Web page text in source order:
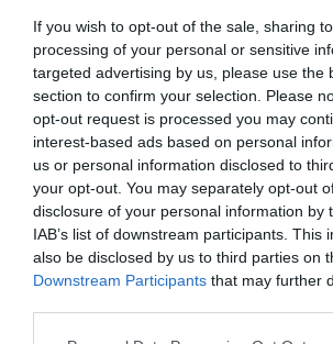
If you wish to opt-out of the sale, sharing
processing of your personal or sensitive
targeted advertising by us, please use the
section to confirm your selection. Please
opt-out request is processed you may
interest-based ads based on personal
us or personal information disclosed to
your opt-out. You may separately opt-out
disclosure of your personal information by
IAB’s list of downstream participants. This
also be disclosed by us to third parties on
Downstream Participants that may further
ειδικών, μπορούν να
χαρακτήρα του
Τρίτον, είναι καθοριστική η
διασύνδεσης καινοτομίας και
οικονομίας.
Η ενεργή συμμετοχή των
τεχνολογικών ΜμΕ σε
μέσω ειδικών διαδικασιών,